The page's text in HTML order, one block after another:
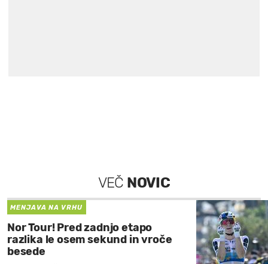
VEČ NOVIC
MENJAVA NA VRHU
Nor Tour! Pred zadnjo etapo
razlika le osem sekund in vroče
besede